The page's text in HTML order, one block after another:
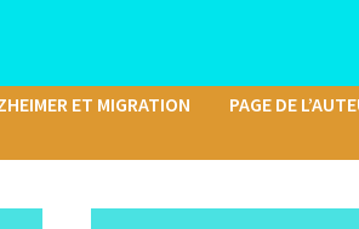
ET MIGRATION PAGE DE